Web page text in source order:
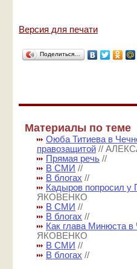
Версия для печати
Поделиться…
Материалы по теме
Оюба Титиева в
правозащитой //
Прямая речь //
В СМИ //
В блогах //
Кадыров попросил у
ЯКОВЕНКО
В СМИ //
В блогах //
Как глава Минюста
ЯКОВЕНКО
В СМИ //
В блогах //